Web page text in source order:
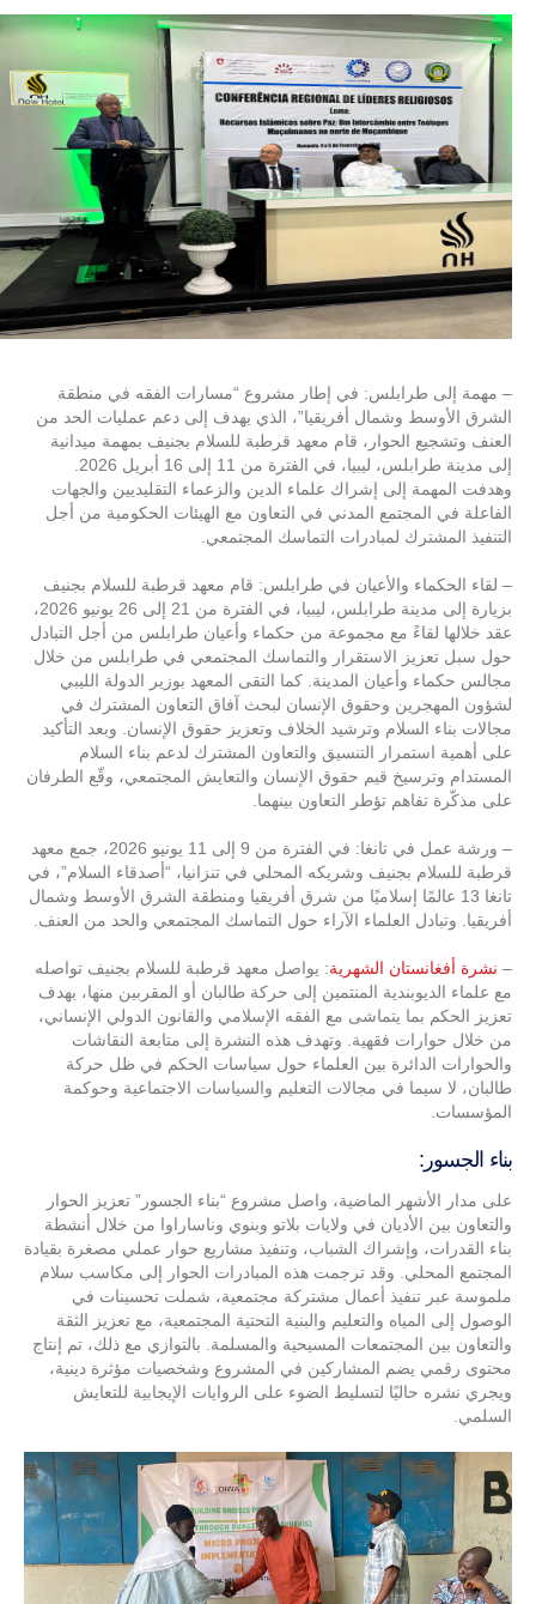
– مهمة إلى طرابلس: في إطار مشروع “مسارات الفقه في منطقة
الشرق الأوسط وشمال أفريقيا”، الذي يهدف إلى دعم عمليات الحد من
العنف وتشجيع الحوار، قام معهد قرطبة للسلام بجنيف بمهمة ميدانية
وهدفت المهمة إلى إشراك علماء الدين والزعماء التقليديين والجهات
الفاعلة في المجتمع المدني في التعاون مع الهيئات الحكومية من أجل
التنفيذ المشترك لمبادرات التماسك المجتمعي.
– لقاء الحكماء والأعيان في طرابلس: قام معهد قرطبة للسلام بجنيف
بزيارة إلى مدينة طرابلس، ليبيا، في الفترة من 21 إلى 26 يونيو 2026،
عقد خلالها لقاءً مع مجموعة من حكماء وأعيان طرابلس من أجل التبادل
حول سبل تعزيز الاستقرار والتماسك المجتمعي في طرابلس من خلال
مجالس حكماء وأعيان المدينة. كما التقى المعهد بوزير الدولة الليبي
لشؤون المهجرين وحقوق الإنسان لبحث آفاق التعاون المشترك في
مجالات بناء السلام وترشيد الخلاف وتعزيز حقوق الإنسان. وبعد التأكيد
على أهمية استمرار التنسيق والتعاون المشترك لدعم بناء السلام
المستدام وترسيخ قيم حقوق الإنسان والتعايش المجتمعي، وقّع الطرفان
على مذكّرة تفاهم تؤطر التعاون بينهما.
– ورشة عمل في تانغا: في الفترة من 9 إلى 11 يونيو 2026، جمع معهد
قرطبة للسلام بجنيف وشريكه المحلي في تنزانيا، “أصدقاء السلام”، في
تانغا 13 عالمًا إسلاميًا من شرق أفريقيا ومنطقة الشرق الأوسط وشمال
أفريقيا. وتبادل العلماء الآراء حول التماسك المجتمعي والحد من العنف.
– نشرة أفغانستان الشهرية: يواصل معهد قرطبة للسلام بجنيف تواصله
مع علماء الديوبندية المنتمين إلى حركة طالبان أو المقربين منها، بهدف
تعزيز الحكم بما يتماشى مع الفقه الإسلامي والقانون الدولي الإنساني،
من خلال حوارات فقهية. وتهدف هذه النشرة إلى متابعة النقاشات
والحوارات الدائرة بين العلماء حول سياسات الحكم في ظل حركة
طالبان، لا سيما في مجالات التعليم والسياسات الاجتماعية وحوكمة
المؤسسات.
بناء الجسور:
على مدار الأشهر الماضية، واصل مشروع “بناء الجسور” تعزيز الحوار
والتعاون بين الأديان في ولايات بلاتو وبنوي وناساراوا من خلال أنشطة
بناء القدرات، وإشراك الشباب، وتنفيذ مشاريع حوار عملي مصغرة بقيادة
المجتمع المحلي. وقد ترجمت هذه المبادرات الحوار إلى مكاسب سلام
ملموسة عبر تنفيذ أعمال مشتركة مجتمعية، شملت تحسينات في
الوصول إلى المياه والتعليم والبنية التحتية المجتمعية، مع تعزيز الثقة
والتعاون بين المجتمعات المسيحية والمسلمة. بالتوازي مع ذلك، تم إنتاج
محتوى رقمي يضم المشاركين في المشروع وشخصيات مؤثرة دينية،
ويجري نشره حاليًا لتسليط الضوء على الروايات الإيجابية للتعايش
السلمي.